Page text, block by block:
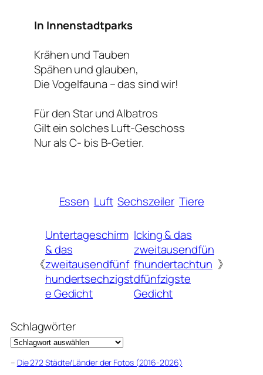
In Innenstadtparks
Krähen und Tauben
Spähen und glauben,
Die Vogelfauna – das sind wir!
Für den Star und Albatros
Gilt ein solches Luft-Geschoss
Nur als C- bis B-Getier.
Essen Luft Sechszeiler Tiere
《
Untertageschirm
& das
zweitausendfünf
hundertsechzigst
e Gedicht
Icking & das
zweitausendfün
fhundertachtun
dfünfzigste
Gedicht
》
Schlagwörter
– Die 272 Städte/Länder der Fotos (2016-2026)